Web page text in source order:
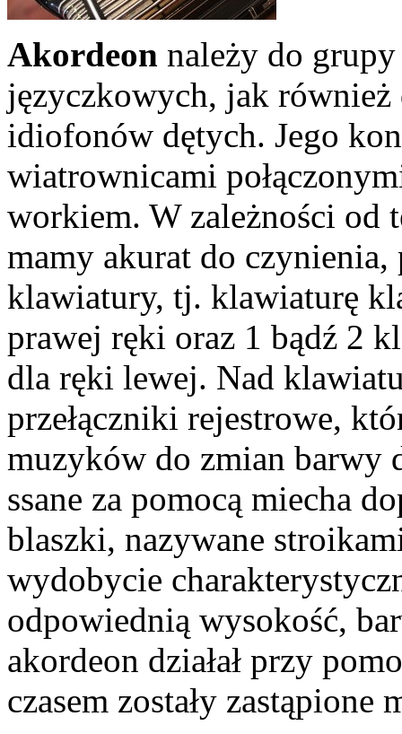
Akordeon należy do
języczkowych, jak
idiofonów dętych. Jego
wiatrownicami
workiem. W zależności od
mamy akurat do czynienia,
klawiatury, tj. klawiaturę
prawej ręki oraz 1 bądź 2
dla ręki lewej. Nad
przełączniki rejestrowe,
muzyków do zmian barwy
ssane za pomocą miecha
blaszki, nazywane
wydobycie
odpowiednią wysokość,
akordeon działał przy
czasem zostały zastąpione